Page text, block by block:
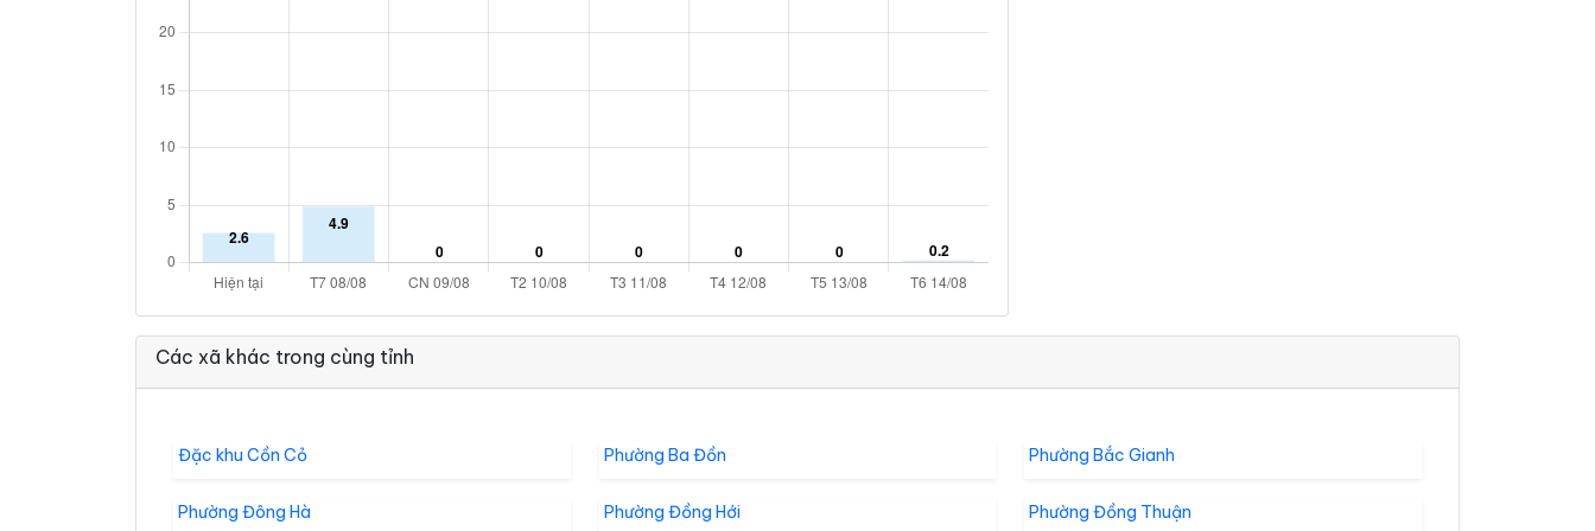
Các xã khác trong cùng tỉnh
Đặc khu Cồn Cỏ Phường Ba Đồn Phường Bắc Gianh
Phường Đông Hà Phường Đồng Hới Phường Đồng Thuận